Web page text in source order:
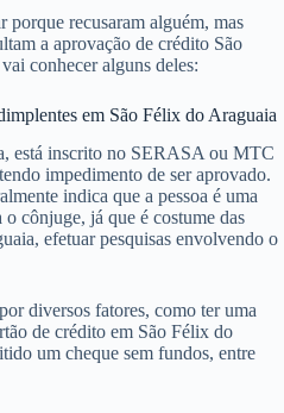
porque recusaram alguém, mas
a aprovação de crédito São
conhecer alguns deles:
em São Félix do Araguaia
está inscrito no SERASA ou MTC
impedimento de ser aprovado.
indica que a pessoa é uma
cônjuge, já que é costume das
efetuar pesquisas envolvendo o
diversos fatores, como ter uma
de crédito em São Félix do
um cheque sem fundos, entre